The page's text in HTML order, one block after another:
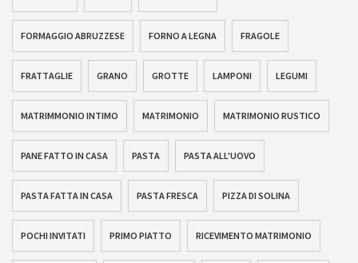
FORMAGGIO ABRUZZESE FORNO A LEGNA FRAGOLE
FRATTAGLIE GRANO GROTTE LAMPONI LEGUMI
MATRIMMONIO INTIMO MATRIMONIO MATRIMONIO RUSTICO
PANE FATTO IN CASA PASTA PASTA ALL'UOVO
PASTA FATTA IN CASA PASTA FRESCA PIZZA DI SOLINA
POCHI INVITATI PRIMO PIATTO RICEVIMENTO MATRIMONIO